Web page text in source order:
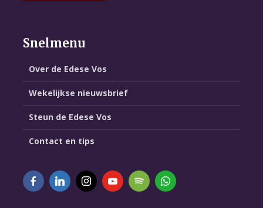
Snelmenu
Over de Edese Vos
Wekelijkse nieuwsbrief
Steun de Edese Vos
Contact en tips